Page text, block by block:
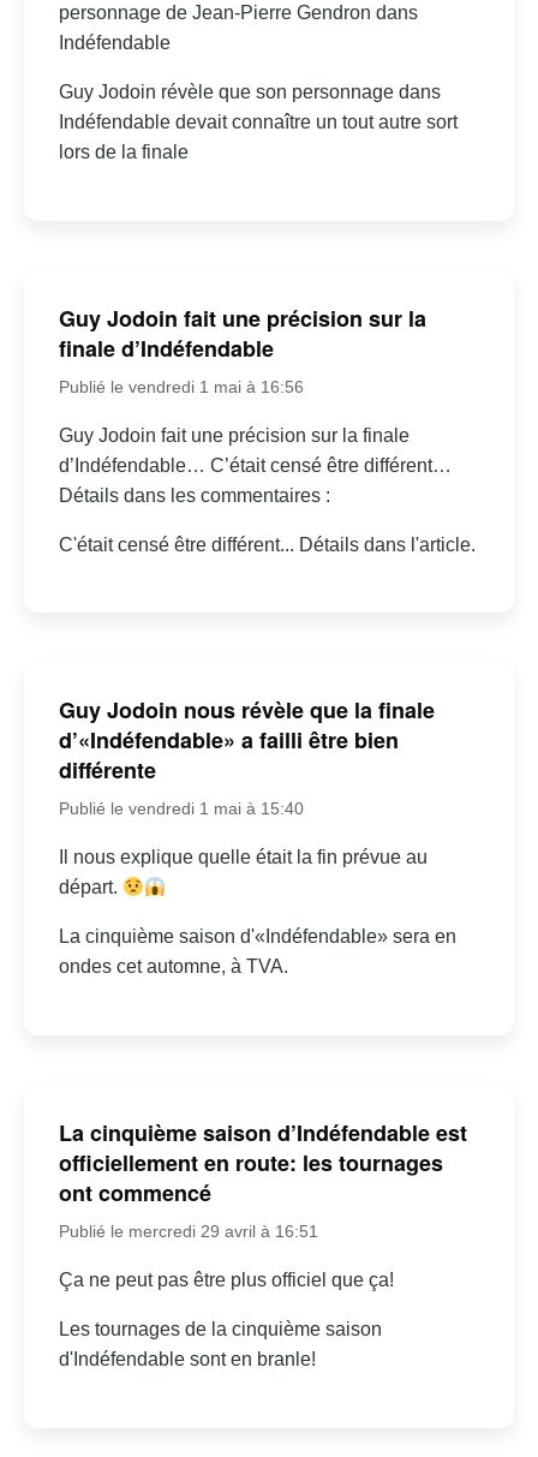
personnage de Jean-Pierre Gendron dans
Indéfendable
Guy Jodoin révèle que son personnage dans
Indéfendable devait connaître un tout autre sort
lors de la finale
Guy Jodoin fait une précision sur la
finale d’Indéfendable
Publié le vendredi 1 mai à 16:56
Guy Jodoin fait une précision sur la finale
d’Indéfendable… C’était censé être différent…
Détails dans les commentaires :
C'était censé être différent... Détails dans l'article.
Guy Jodoin nous révèle que la finale
d’«Indéfendable» a failli être bien
différente
Publié le vendredi 1 mai à 15:40
Il nous explique quelle était la fin prévue au
départ.
La cinquième saison d'«Indéfendable» sera en
ondes cet automne, à TVA.
La cinquième saison d’Indéfendable est
officiellement en route: les tournages
ont commencé
Publié le mercredi 29 avril à 16:51
Ça ne peut pas être plus officiel que ça!
Les tournages de la cinquième saison
d'Indéfendable sont en branle!